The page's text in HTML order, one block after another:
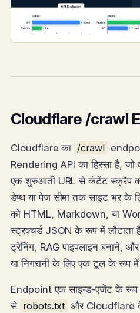
Cloudflare /crawl
Cloudflare का /crawl
Rendering API का हिस्सा है, जो
एक शुरुआती URL से कंटेंट स्क्रैप
डेप्थ या पेज सीमा तक साइट भर के
को HTML, Markdown, या
स्ट्रक्चर्ड JSON के रूप में
ट्रेनिंग, RAG पाइपलाइन बनाने,
या निगरानी के लिए एक टूल के रूप
Endpoint एक साइन्ड-एजेंट के रूप
से robots.txt और Cloudflare